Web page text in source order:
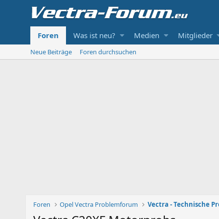
Foren Was ist neu? Medien Mitglieder
Neue Beiträge Foren durchsuchen
Foren Opel Vectra Problemforum Vectra - Technische